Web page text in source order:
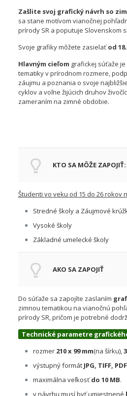
Zašlite svoj grafický návrh so
sa stane motívom vianočnej
prírody SR a poputuje Slovenskom
Svoje grafiky môžete zasielaťod
Hlavným cieľom grafickej súťaže
tematiky v prírodnom rozmere,
záujmu a poznania o svoje
cyklov a voľne žijúcich druhov
zameraním na zimné obdobie.
KTO SA MÔŽE ZAPOJIŤ:
Študenti vo veku od 15 do 26 rokov
Stredné školy a Záujmové
Vysoké školy
Základné umelecké školy
AKO SA ZAPOJIŤ
Do súťaže sa zapojíte zaslaním
zimnou tematikou na vianočnú
prírody SR, pričom je potrebné
Technické parametre
rozmer 210 x 99 mm(na šírku),
výstupný formát JPG, TIFF, PDF
maximálna veľkosťdo 10 MB.
v návrhu musí byť umiestnené